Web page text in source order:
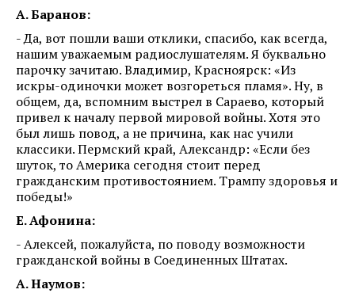
А. Баранов:
- Да, вот пошли ваши отклики, спасибо, как всегда,
нашим уважаемым радиослушателям. Я буквально
парочку зачитаю. Владимир, Красноярск: «Из
искры-одиночки может возгореться пламя». Ну, в
общем, да, вспомним выстрел в Сараево, который
привел к началу первой мировой войны. Хотя это
был лишь повод, а не причина, как нас учили
классики. Пермский край, Александр: «Если без
шуток, то Америка сегодня стоит перед
гражданским противостоянием. Трампу здоровья и
победы!»
Е. Афонина:
- Алексей, пожалуйста, по поводу возможности
гражданской войны в Соединенных Штатах.
А. Наумов: